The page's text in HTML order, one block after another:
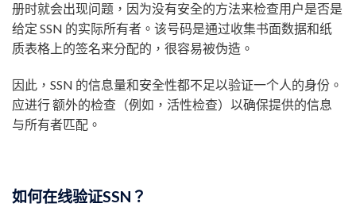
册时就会出现问题，因为没有安全的方法来检查用户是否是
给定 SSN 的实际所有者。该号码是通过收集书面数据和纸
质表格上的签名来分配的，很容易被伪造。
因此，SSN 的信息量和安全性都不足以验证一个人的身份。
应进行 额外的检查（例如，活性检查）以确保提供的信息
与所有者匹配。
如何在线验证SSN？